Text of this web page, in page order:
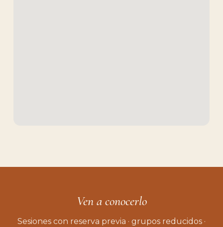
Ven a conocerlo
Sesiones con reserva previa · grupos reducidos ·